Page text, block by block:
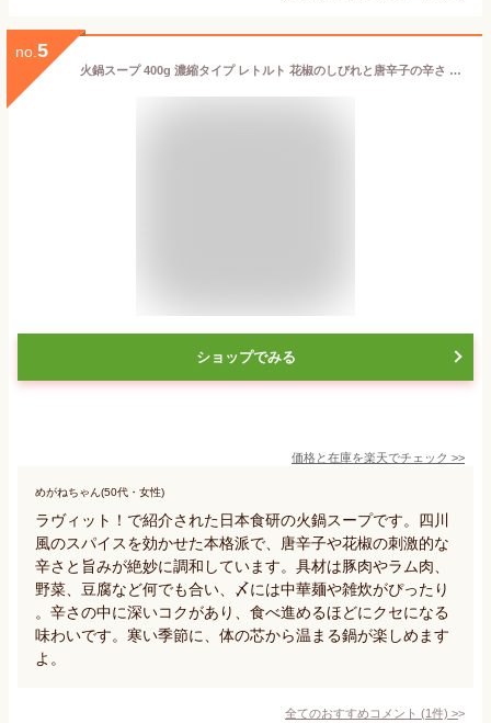
no. 5
火鍋スープ 400g 濃縮タイプ レトルト 花椒のしびれと唐辛子の辛さ 2～3人前 日本食研 /0547x2袋セット/卸
ショップでみる
価格と在庫を楽天でチェック >>
めがねちゃん(50代・女性)
ラヴィット！で紹介された日本食研の火鍋スープです。四川
風のスパイスを効かせた本格派で、唐辛子や花椒の刺激的な
辛さと旨みが絶妙に調和しています。具材は豚肉やラム肉、
野菜、豆腐など何でも合い、〆には中華麺や雑炊がぴったり
。辛さの中に深いコクがあり、食べ進めるほどにクセになる
味わいです。寒い季節に、体の芯から温まる鍋が楽しめます
よ。
全てのおすすめコメント (1件) >